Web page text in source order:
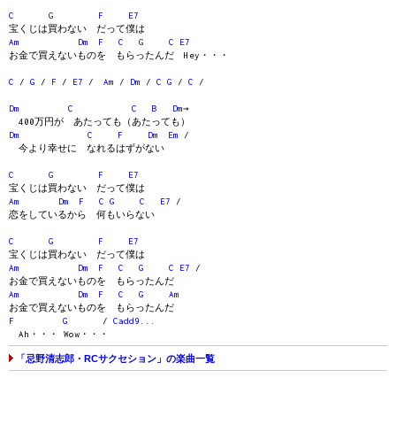
C G F
E7
宝くじは買わない だって僕は
Am
Dm F C G C
E7
お金で買えないものを もらったんだ Hey・・・
C / G / F / E7 / Am / Dm / C G / C /
Dm C C B Dm→
400万円が あたっても（あたっても）
Dm
C F Dm Em /
今より幸せに なれるはずがない
C G F
E7
宝くじは買わない だって僕は
Am
Dm F C G C E7 /
恋をしているから 何もいらない
C G F
E7
宝くじは買わない だって僕は
Am
Dm F C G C E7 /
お金で買えないものを もらったんだ
Am
Dm F C G
Am
お金で買えないものを もらったんだ
F
G / Cadd9
Ah・・・ Wow・・・
「忌野清志郎・RCサクセション」の楽曲一覧